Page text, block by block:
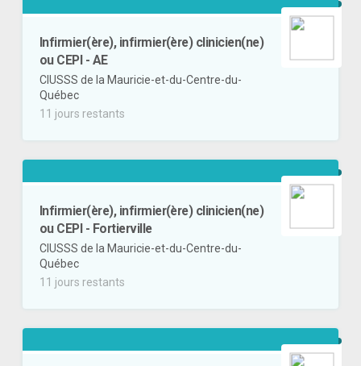
Infirmier(ère), infirmier(ère) clinicien(ne)
ou CEPI - AE
CIUSSS de la Mauricie-et-du-Centre-du-
Québec
11 jours restants
Infirmier(ère), infirmier(ère) clinicien(ne)
ou CEPI - Fortierville
CIUSSS de la Mauricie-et-du-Centre-du-
Québec
11 jours restants